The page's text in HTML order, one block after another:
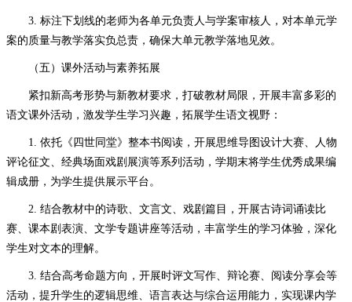
3. 标注下划线的老师为各单元负责人与学案审核人，对本单元学
案的质量与教学落实负总责，确保大单元教学落地见效。
（五）课外活动与素养拓展
紧扣新高考形势与新教材要求，打破教材局限，开展丰富多彩的
语文课外活动，激发学生学习兴趣，拓展学生语文视野：
1. 依托《四世同堂》整本书阅读，开展思维导图设计大赛、人物
评论征文、经典场面戏剧展演等系列活动，学期末将学生优秀成果编
辑成册，为学生提供展示平台。
2. 结合教材中的诗歌、文言文、戏剧篇目，开展古诗词诵读比
赛、课本剧表演、文学专题讲座等活动，丰富学生的学习体验，深化
学生对文本的理解。
3. 结合高考命题方向，开展时评文写作、辩论赛、阅读分享会等
活动，提升学生的逻辑思维、语言表达与综合运用能力，实现课内学